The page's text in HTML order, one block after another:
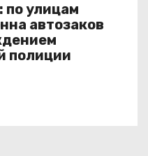
по улицам
автозаков
полиции